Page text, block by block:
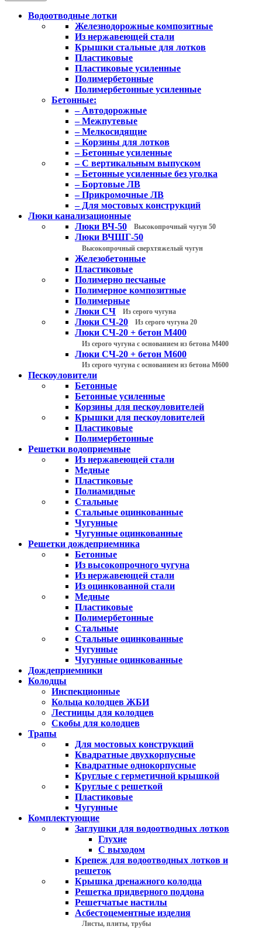
Водоотводные лотки
Железнодорожные композитные
Из нержавеющей стали
Крышки стальные для лотков
Пластиковые
Пластиковые усиленные
Полимербетонные
Полимербетонные усиленные
Бетонные:
– Автодорожные
– Межпутевые
– Мелкосидящие
– Корзины для лотков
– Бетонные усиленные
– С вертикальным выпуском
– Бетонные усиленные без уголка
– Бортовые ЛВ
– Прикромочные ЛВ
– Для мостовых конструкций
Люки канализационные
Люки ВЧ-50
Высокопрочный чугун 50
Люки ВЧШГ-50
Высокопрочный сверхтяжелый чугун
Железобетонные
Пластиковые
Полимерно песчаные
Полимерное композитные
Полимерные
Люки СЧ
Из серого чугуна
Люки СЧ-20 Из серого чугуна 20
Люки СЧ-20 + бетон М400
Из серого чугуна с основанием из бетона М400
Люки СЧ-20 + бетон М600
Из серого чугуна с основанием из бетона М600
Пескоуловители
Бетонные
Бетонные усиленные
Корзины для пескоуловителей
Крышки для пескоуловителей
Пластиковые
Полимербетонные
Решетки водоприемные
Из нержавеющей стали
Медные
Пластиковые
Полиамидные
Стальные
Стальные оцинкованные
Чугунные
Чугунные оцинкованные
Решетки дождеприемника
Бетонные
Из высокопрочного чугуна
Из нержавеющей стали
Из оцинкованной стали
Медные
Пластиковые
Полимербетонные
Стальные
Стальные оцинкованные
Чугунные
Чугунные оцинкованные
Дождеприемники
Колодцы
Инспекционные
Кольца колодцев ЖБИ
Лестницы для колодцев
Скобы для колодцев
Трапы
Для мостовых конструкций
Квадратные двухкорпусные
Квадратные однокорпусные
Круглые с герметичной крышкой
Круглые с решеткой
Пластиковые
Чугунные
Комплектующие
Заглушки для водоотводных лотков
Глухие
С выходом
Крепеж для водоотводных лотков и
решеток
Крышка дренажного колодца
Решетка придверного поддона
Решетчатые настилы
Асбестоцементные изделия
Листы, плиты, трубы